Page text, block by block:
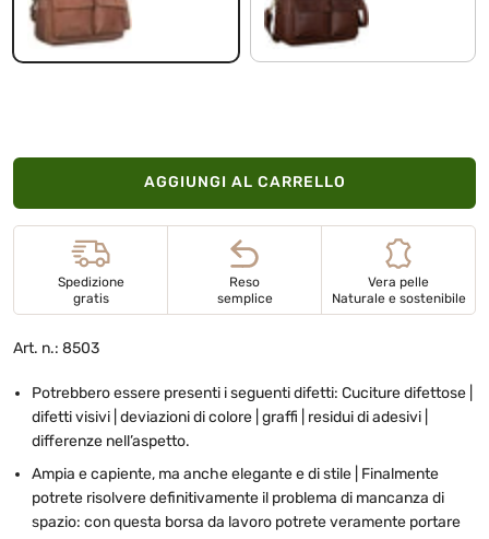
AGGIUNGI AL CARRELLO
Spedizione
gratis
Reso
semplice
Vera pelle
Naturale e sostenibile
Art. n.: 8503
Potrebbero essere presenti i seguenti difetti: Cuciture difettose |
difetti visivi | deviazioni di colore | graffi | residui di adesivi |
differenze nell’aspetto.
Ampia e capiente, ma anche elegante e di stile | Finalmente
potrete risolvere definitivamente il problema di mancanza di
spazio: con questa borsa da lavoro potrete veramente portare